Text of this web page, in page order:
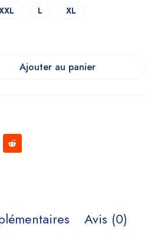
L XL
Ajouter au panier
Avis (0)